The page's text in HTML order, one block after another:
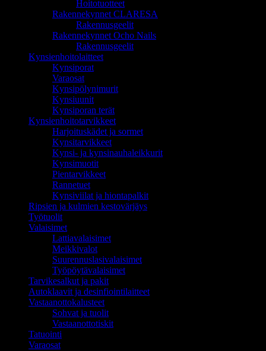
Hoitotuotteet
Rakennekynnet CLARESA
Rakennusgeelit
Rakennekynnet Ocho Nails
Rakennusgeelit
Kynsienhoitolaitteet
Kynsiporat
Varaosat
Kynsipölynimurit
Kynsiuunit
Kynsiporan terät
Kynsienhoitotarvikkeet
Harjoituskädet ja sormet
Kynsitarvikkeet
Kynsi- ja kynsinauhaleikkurit
Kynsimuotit
Pientarvikkeet
Rannetuet
Kynsiviilat ja hiontapalkit
Ripsien ja kulmien kestovärjäys
Työtuolit
Valaisimet
Lattiavalaisimet
Meikkivalot
Suurennuslasivalaisimet
Työpöytävalaisimet
Tarvikesalkut ja pakit
Autoklaavit ja desinfiointilaitteet
Vastaanottokalusteet
Sohvat ja tuolit
Vastaanottotiskit
Tatuointi
Varaosat